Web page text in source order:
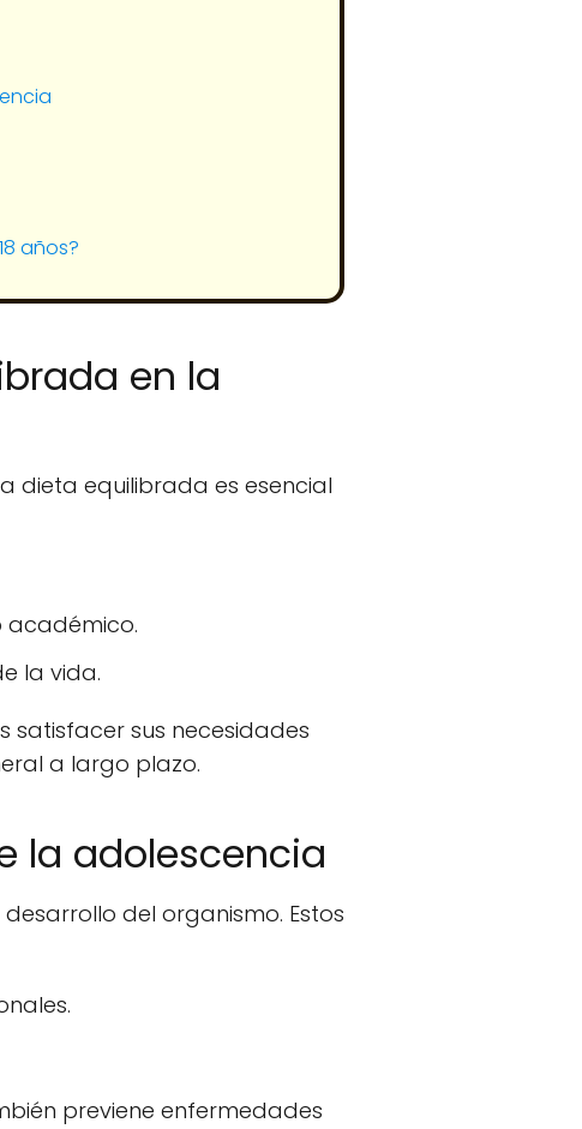
años?
en la
dieta equilibrada es esencial
académico.
la vida.
satisfacer sus necesidades
a largo plazo.
la adolescencia
del organismo. Estos
previene enfermedades